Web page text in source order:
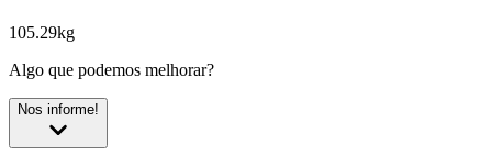
105.29kg
Algo que podemos melhorar?
Nos informe!